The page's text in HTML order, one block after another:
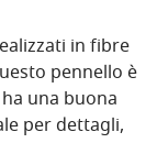
in fibre
pennello è
ha una buona
per dettagli,